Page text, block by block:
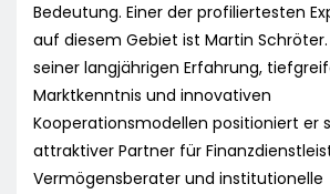
Bedeutung. Einer der profiliertesten
auf diesem Gebiet ist Martin
seiner langjährigen Erfahrung,
Marktkenntnis und innovativen
Kooperationsmodellen positioniert er
attraktiver Partner für
Vermögensberater und institutionelle